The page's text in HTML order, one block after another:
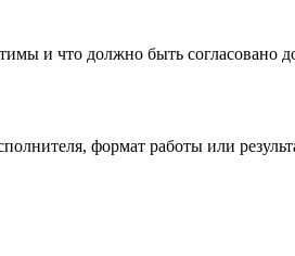
и что должно быть согласовано
формат работы или